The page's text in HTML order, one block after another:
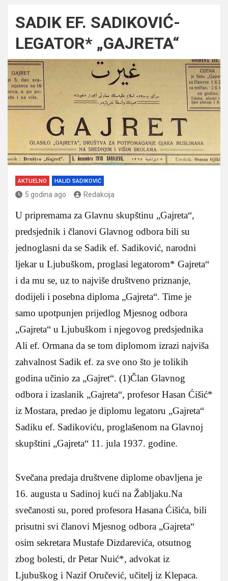
SADIK EF. SADIKOVIĆ-
LEGATOR* „GAJRETA“
AKTUELNO HALID SADIKOVIĆ
5 godina ago Redakcija
U pripremama za Glavnu skupštinu „Gajreta“,
predsjednik i članovi Glavnog odbora bili su
jednoglasni da se Sadik ef. Sadiković, narodni
ljekar u Ljubuškom, proglasi legatorom* Gajreta“
i da mu se, uz to najviše društveno priznanje,
dodijeli i posebna diploma „Gajreta“. Time je
samo upotpunjen prijedlog Mjesnog odbora
„Gajreta“ u Ljubuškom i njegovog predsjednika
Ali ef. Ormana da se tom diplomom izrazi najviša
zahvalnost Sadik ef. za sve ono što je tolikih
godina učinio za „Gajret“. (1)Član Glavnog
odbora i izaslanik „Gajreta“, profesor Hasan Ćišić*
iz Mostara, predao je diplomu legatoru „Gajreta“
Sadiku ef. Sadikoviću, proglašenom na Glavnoj
skupštini „Gajreta“ 11. jula 1937. godine.
Svečana predaja društvene diplome obavljena je
16. augusta u Sadinoj kući na Žabljaku.Na
svečanosti su, pored profesora Hasana Ćišića, bili
prisutni svi članovi Mjesnog odbora „Gajreta“
osim sekretara Mustafe Dizdarevića, otsutnog
zbog bolesti, dr Petar Nuić*, advokat iz
Ljubuškog i Nazif Oručević, učitelj iz Klepaca.